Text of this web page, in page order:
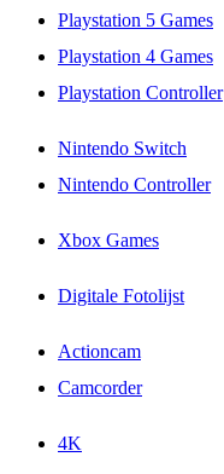
Playstation 5 Games
Playstation 4 Games
Playstation Controller
Nintendo Switch
Nintendo Controller
Xbox Games
Digitale Fotolijst
Actioncam
Camcorder
4K